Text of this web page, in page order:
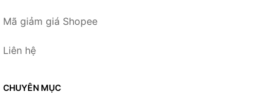
Mã giảm giá Shopee
Liên hệ
CHUYÊN MỤC